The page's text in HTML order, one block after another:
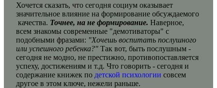
Хочется сказать, что сегодня социум оказывает
значительное влияние на формирование обсуждаемого
качества. Точнее, на не формирование. Наверное,
всем знакомы современные "демотиваторы" с
подобными фразами: "Хочешь воспитать послушного
или успешного ребенка?" Так вот, быть послушным -
сегодня не модно, не престижно, противопоставляется
успеху, достижениям и т.д. Что говорить - сегодня и
содержание книжек по детской психологии совсем
другое в этом ключе, нежели раньше.